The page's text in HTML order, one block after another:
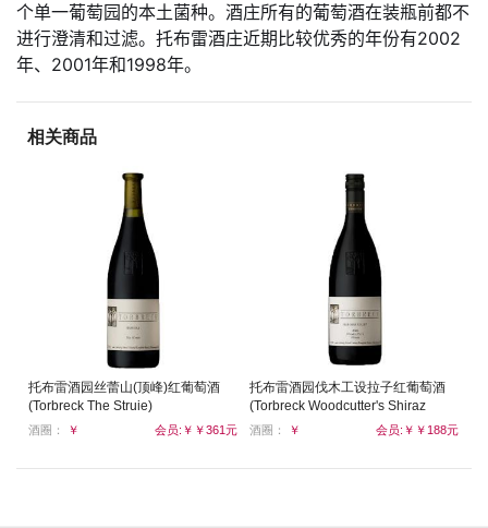
个单一葡萄园的本土菌种。酒庄所有的葡萄酒在装瓶前都不
进行澄清和过滤。托布雷酒庄近期比较优秀的年份有2002
年、2001年和1998年。
相关商品
托布雷酒园丝蕾山(顶峰)红葡萄酒
(Torbreck The Struie)
酒圈： ￥ 会员:￥￥361元
托布雷酒园伐木工设拉子红葡萄酒
(Torbreck Woodcutter's Shiraz
"Stelvin Seal")
酒圈： ￥ 会员:￥￥188元